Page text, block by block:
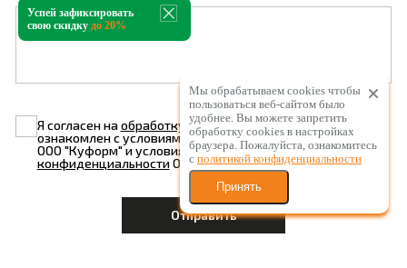
Я согласен наобработку персональных данныхи
ознакомлен с условиямиПолитики конфиденциальности
ООО "Куформ" и условиямиПолитики
конфиденциальностиООО "Висла"
Успей зафиксировать
свою скидку до 20%
Мы обрабатываем cookies чтобы
пользоваться веб-сайтом было
удобнее. Вы можете запретить
обработку сookies в настройках
браузера. Пожалуйста, ознакомитесь
с политикой конфиденциальности
Принять